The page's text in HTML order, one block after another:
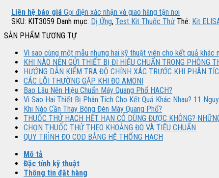
Liên hệ báo giá Gọi điện xác nhận và giao hàng tận nơi
SKU: KIT3059 Danh mục: Dị Ứng, Test Kit Thuốc Thử Thẻ: Kit
SẢN PHẨM TƯƠNG TỰ
Vì sao cùng một mẫu nhưng hai kỹ thuật viên cho kết quả khác
KHI NÀO NÊN GỬI THIẾT BỊ ĐI HIỆU CHUẨN TRONG PHÒNG
HƯỚNG DẪN KIỂM TRA ĐỘ CHÍNH XÁC TRƯỚC KHI PHÂN
CÁC LỖI THƯỜNG GẶP KHI ĐO AMONI
Bao Lâu Nên Hiệu Chuẩn Máy Quang Phổ HACH?
Vì Sao Hai Thiết Bị Phân Tích Cho Kết Quả Khác Nhau? 11
Khi Nào Cần Thay Bóng Đèn Máy Quang Phổ?
THUỐC THỬ HACH HẾT HẠN CÓ DÙNG ĐƯỢC KHÔNG?
CHỌN THUỐC THỬ THEO KHOẢNG ĐO VÀ TIÊU CHUẨN
QUY TRÌNH ĐO COD BẰNG HỆ THỐNG HACH
Mô tả
Đặc tính kỹ thuật
Thông tin đặt hàng